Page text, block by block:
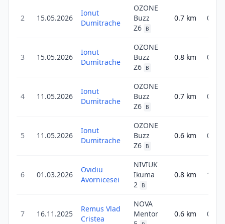
2 15.05.2026
Ionut
Dumitrache
OZONE
Buzz
Z6
B
0.7 km 0.7
3 15.05.2026
Ionut
Dumitrache
OZONE
Buzz
Z6
B
0.8 km 0.8
4 11.05.2026
Ionut
Dumitrache
OZONE
Buzz
Z6
B
0.7 km 0.7
5 11.05.2026
Ionut
Dumitrache
OZONE
Buzz
Z6
B
0.6 km 0.6
6 01.03.2026
Ovidiu
Avornicesei
NIVIUK
Ikuma
2
B
0.8 km 1.2
7 16.11.2025
Remus Vlad
Cristea
NOVA
Mentor
0.6 km 0.9